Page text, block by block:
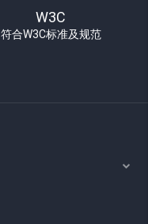
W3C
符合W3C标准及规范